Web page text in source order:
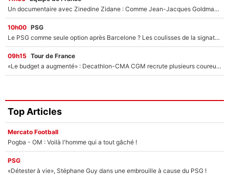
Un documentaire avec Zinedine Zidane : Comme Jean-Jacques Goldman et Mylène Farmer, le nouveau sélectionneur de l'équipe de France a recalé une journaliste très connue
10h00 PSG
Le PSG comme seule option après Barcelone ? Les coulisses de la signature historique de Lionel Messi sont révélées au grand jour !
09h15 Tour de France
«Le budget a augmenté» : Decathlon-CMA CGM recrute plusieurs coureurs pour offrir à Paul Seixas une équipe pour gagner le Tour de France 2027
Top Articles
Mercato Football
Pogba - OM : Voilà l'homme qui a tout gâché !
PSG
«Détester à vie», Stéphane Guy dans une embrouille à cause du PSG !